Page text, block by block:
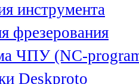
инструмента
фрезерования
ЧПУ (NC-
Deskproto